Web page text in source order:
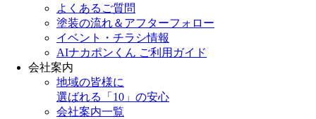
よくあるご質問
塗装の流れ＆アフターフォロー
イベント・チラシ情報
AIナカポンくん ご利用ガイド
会社案内
地域の皆様に
選ばれる「10」の安心
会社案内一覧